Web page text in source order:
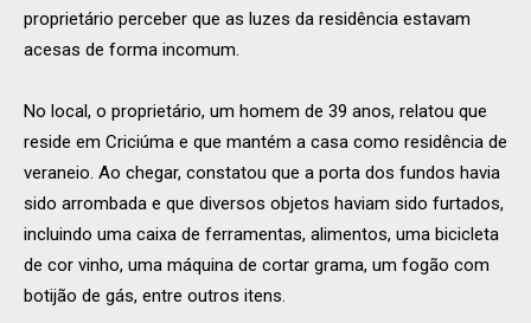
proprietário perceber que as luzes da residência estavam
acesas de forma incomum.
No local, o proprietário, um homem de 39 anos, relatou que
reside em Criciúma e que mantém a casa como residência de
veraneio. Ao chegar, constatou que a porta dos fundos havia
sido arrombada e que diversos objetos haviam sido furtados,
incluindo uma caixa de ferramentas, alimentos, uma bicicleta
de cor vinho, uma máquina de cortar grama, um fogão com
botijão de gás, entre outros itens.